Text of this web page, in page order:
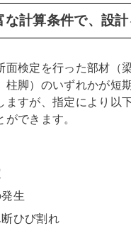
な計算条件で、設計
面検定を行った部材（
柱脚）のいずれかが短
ますが、指定により以
ができます。
生
ひび割れ